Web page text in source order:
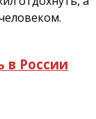
в России